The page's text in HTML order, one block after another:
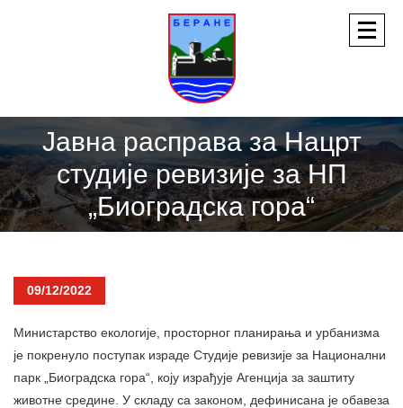
Јавна расправа за Нацрт
студије ревизије за НП
„Биоградска гора“
09/12/2022
Министарство екологије, просторног планирања и урбанизма
је покренуло поступак израде Студије ревизије за Национални
парк „Биоградска гора“, коју израђује Агенција за заштиту
животне средине. У складу са законом, дефинисана је обавеза